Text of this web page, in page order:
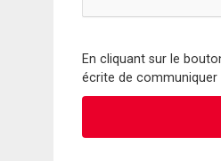
En cliquant sur le
écrite de communiquer